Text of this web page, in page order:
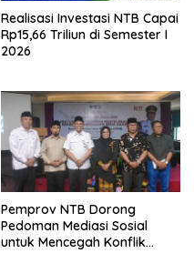
Realisasi Investasi NTB Capai
Rp15,66 Triliun di Semester I
2026
Pemprov NTB Dorong
Pedoman Mediasi Sosial
untuk Mencegah Konflik